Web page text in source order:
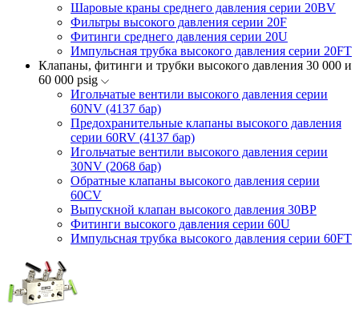
Шаровые краны среднего давления серии 20BV
Фильтры высокого давления серии 20F
Фитинги среднего давления серии 20U
Импульсная трубка высокого давления серии 20FT
Клапаны, фитинги и трубки высокого давления 30 000 и
60 000 psig
Игольчатые вентили высокого давления серии
60NV (4137 бар)
Предохранительные клапаны высокого давления
серии 60RV (4137 бар)
Игольчатые вентили высокого давления серии
30NV (2068 бар)
Обратные клапаны высокого давления серии
60CV
Выпускной клапан высокого давления 30BP
Фитинги высокого давления серии 60U
Импульсная трубка высокого давления серии 60FT